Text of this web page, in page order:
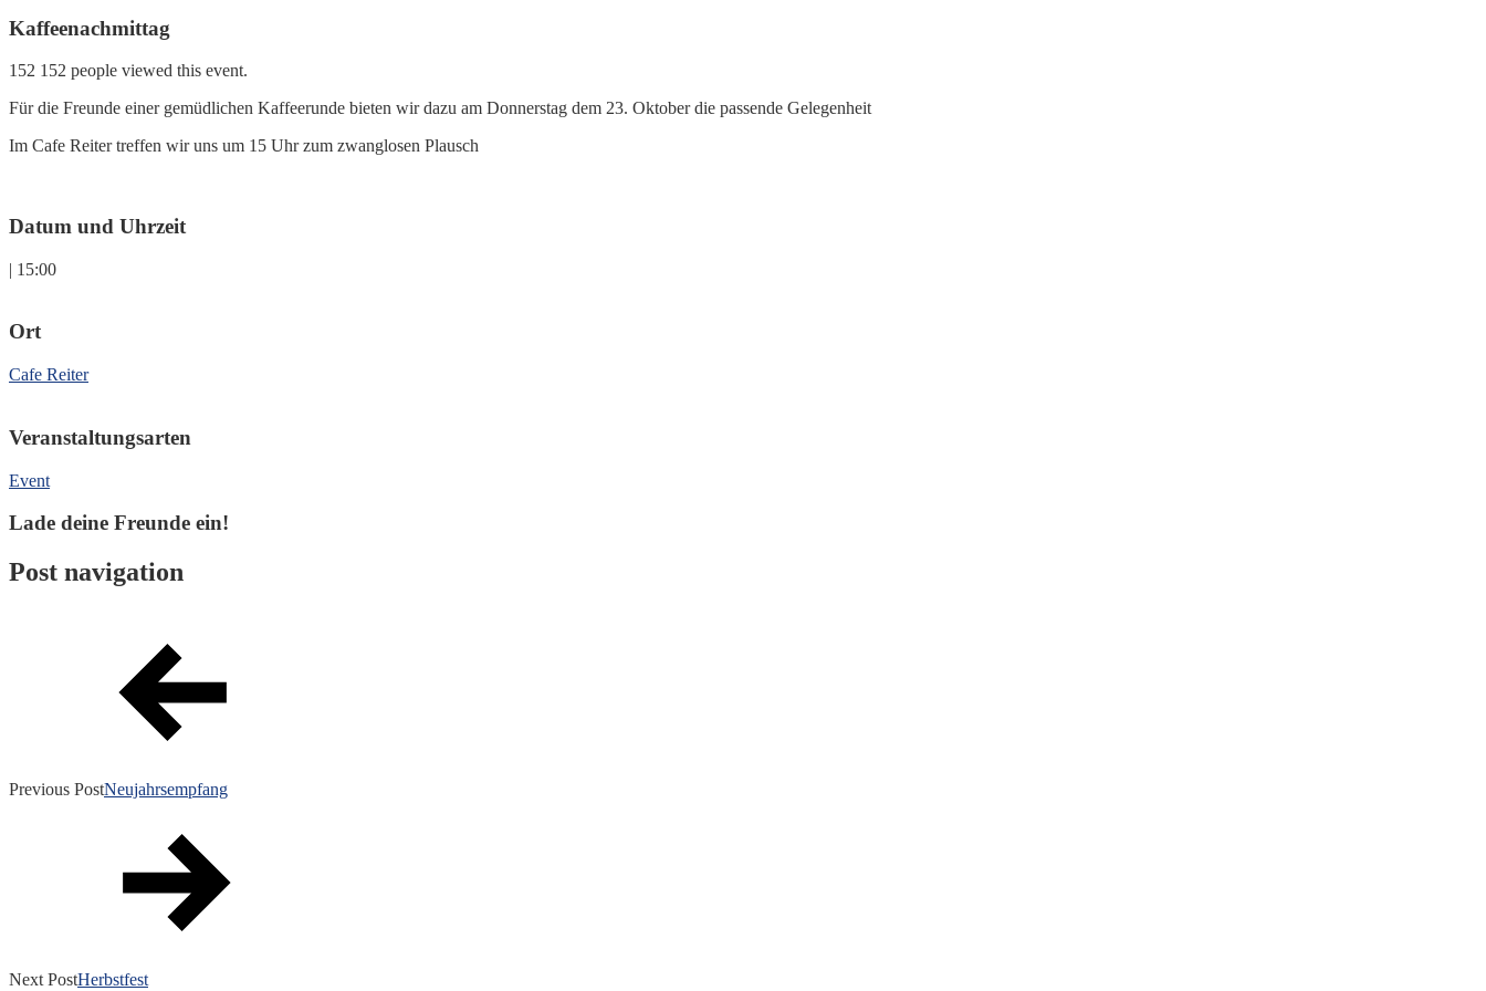
Kaffeenachmittag
152 152 people viewed this event.
Für die Freunde einer gemüdlichen Kaffeerunde bieten wir dazu am Donnerstag dem 23. Oktober die passende Gelegenheit
Im Cafe Reiter treffen wir uns um 15 Uhr zum zwanglosen Plausch
Datum und Uhrzeit
| 15:00
Ort
Cafe Reiter
Veranstaltungsarten
Event
Lade deine Freunde ein!
Post navigation
Previous PostNeujahrsempfang
Next PostHerbstfest